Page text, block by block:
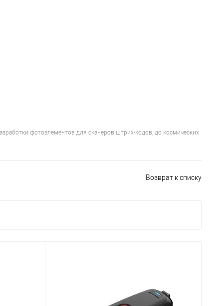
фотоэлементов для сканеров штрих-кодов, до космических
Возврат к списку